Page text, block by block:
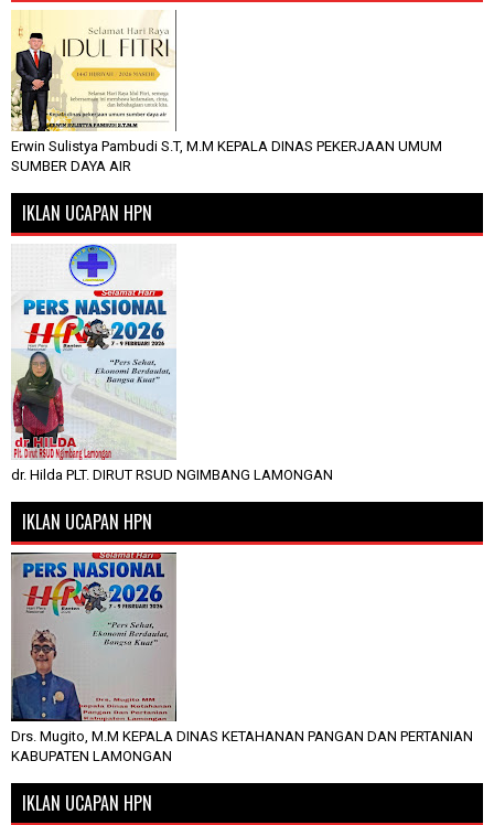
Erwin Sulistya Pambudi S.T, M.M KEPALA DINAS PEKERJAAN UMUM
SUMBER DAYA AIR
IKLAN UCAPAN HPN
dr. Hilda PLT. DIRUT RSUD NGIMBANG LAMONGAN
IKLAN UCAPAN HPN
Drs. Mugito, M.M KEPALA DINAS KETAHANAN PANGAN DAN PERTANIAN
KABUPATEN LAMONGAN
IKLAN UCAPAN HPN